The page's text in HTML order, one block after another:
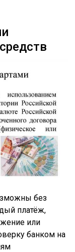
без
платёж,
или
банком на